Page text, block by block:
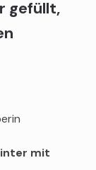
gefüllt,
mit